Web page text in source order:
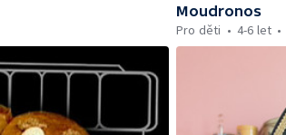
Moudronos
Pro děti
4-6 let